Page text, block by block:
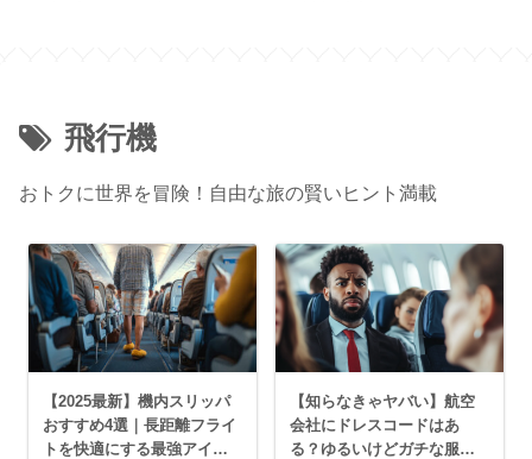
飛行機
おトクに世界を冒険！自由な旅の賢いヒント満載
【2025最新】機内スリッパ
おすすめ4選｜長距離フライ
トを快適にする最強アイテ
【知らなきゃヤバい】航空
会社にドレスコードはあ
る？ゆるいけどガチな服装